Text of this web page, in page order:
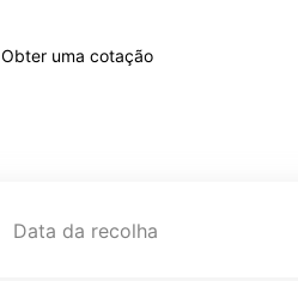
Obter uma cotação
Data da recolha